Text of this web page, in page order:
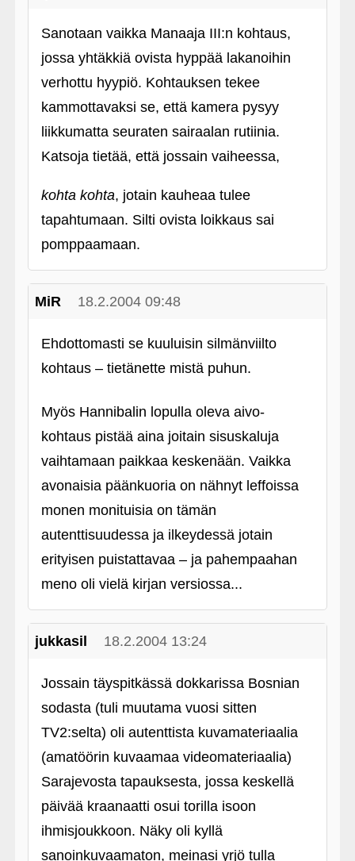
Sanotaan vaikka Manaaja III:n kohtaus,
jossa yhtäkkiä ovista hyppää lakanoihin
verhottu hyypiö. Kohtauksen tekee
kammottavaksi se, että kamera pysyy
liikkumatta seuraten sairaalan rutiinia.
Katsoja tietää, että jossain vaiheessa,
kohta kohta, jotain kauheaa tulee
tapahtumaan. Silti ovista loikkaus sai
pomppaamaan.
MiR 18.2.2004 09:48
Ehdottomasti se kuuluisin silmänviilto
kohtaus – tietänette mistä puhun.
Myös Hannibalin lopulla oleva aivo-
kohtaus pistää aina joitain sisuskaluja
vaihtamaan paikkaa keskenään. Vaikka
avonaisia päänkuoria on nähnyt leffoissa
monen monituisia on tämän
autenttisuudessa ja ilkeydessä jotain
erityisen puistattavaa – ja pahempaahan
meno oli vielä kirjan versiossa...
jukkasil 18.2.2004 13:24
Jossain täyspitkässä dokkarissa Bosnian
sodasta (tuli muutama vuosi sitten
TV2:selta) oli autenttista kuvamateriaalia
(amatöörin kuvaamaa videomateriaalia)
Sarajevosta tapauksesta, jossa keskellä
päivää kraanaatti osui torilla isoon
ihmisjoukkoon. Näky oli kyllä
sanoinkuvaamaton, meinasi yrjö tulla